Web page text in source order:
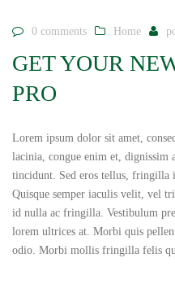
0 comments Home
GET YOUR
PRO
Lorem ipsum dolor sit amet,
lacinia, congue enim et, dignissim
tincidunt. Sed eros tellus, fringilla
Quisque semper iaculis velit, vel
id nulla ac fringilla. Vestibulum
lorem ultrices at. Morbi quis
odio. Morbi mollis fringilla felis